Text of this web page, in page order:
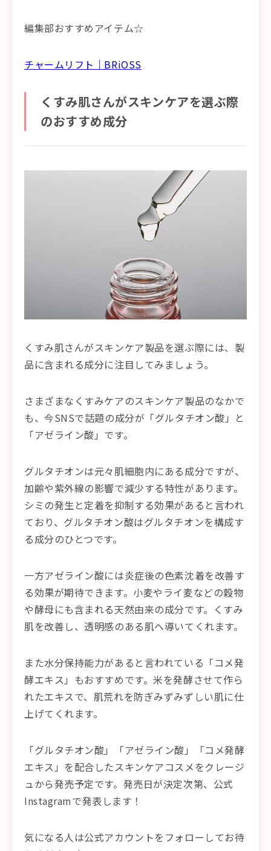
編集部おすすめアイテム☆
チャームリフト｜BRiOSS
くすみ肌さんがスキンケアを選ぶ際
のおすすめ成分
くすみ肌さんがスキンケア製品を選ぶ際には、製
品に含まれる成分に注目してみましょう。
さまざまなくすみケアのスキンケア製品のなかで
も、今SNSで話題の成分が「グルタチオン酸」と
「アゼライン酸」です。
グルタチオンは元々肌細胞内にある成分ですが、
加齢や紫外線の影響で減少する特性があります。
シミの発生と定着を抑制する効果があると言われ
ており、グルタチオン酸はグルタチオンを構成す
る成分のひとつです。
一方アゼライン酸には炎症後の色素沈着を改善す
る効果が期待できます。小麦やライ麦などの穀物
や酵母にも含まれる天然由来の成分です。くすみ
肌を改善し、透明感のある肌へ導いてくれます。
また水分保持能力があると言われている「コメ発
酵エキス」もおすすめです。米を発酵させて作ら
れたエキスで、肌荒れを防ぎみずみずしい肌に仕
上げてくれます。
「グルタチオン酸」「アゼライン酸」「コメ発酵
エキス」を配合したスキンケアコスメをクレージ
ュから発売予定です。発売日が決定次第、公式
Instagramで発表します！
気になる人は公式アカウントをフォローしてお待